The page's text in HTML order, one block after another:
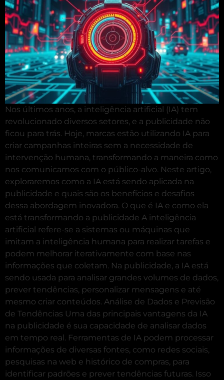
Nos últimos anos, a inteligência artificial (IA) tem
revolucionado diversos setores, e a publicidade não
ficou para trás. Hoje, marcas estão utilizando IA para
criar campanhas inteiras sem a necessidade de
intervenção humana, transformando a maneira como
nos comunicamos com o público-alvo. Neste artigo,
exploraremos como a IA está sendo aplicada na
publicidade e quais são os benefícios e desafios
dessa abordagem inovadora. O que é IA e como ela
está transformando a publicidade A inteligência
artificial refere-se a sistemas ou máquinas que
imitam a inteligência humana para realizar tarefas e
podem melhorar iterativamente com base nas
informações que coletam. Na publicidade, a IA está
sendo usada para analisar grandes volumes de dados,
prever tendências, personalizar mensagens e até
mesmo criar conteúdos. Análise de Dados e Previsão
de Tendências Uma das principais vantagens da IA
na publicidade é sua capacidade de analisar dados
em tempo real. Ferramentas de IA podem processar
informações de diversas fontes, como redes sociais,
pesquisas na web e histórico de compras, para
identificar padrões e prever tendências futuras. Isso